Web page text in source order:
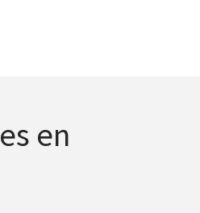
en